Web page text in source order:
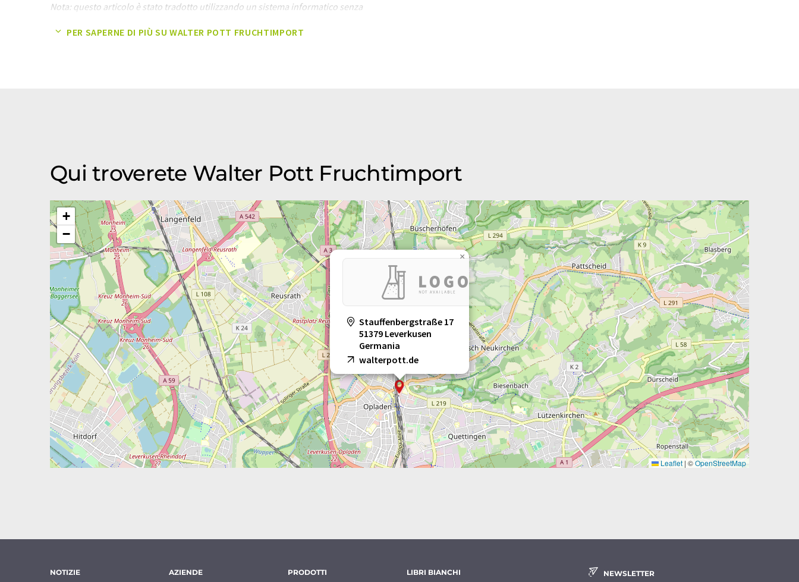
Nota: questo articolo è stato tradotto utilizzando un sistema informatico senza
gamma più ampia di presentazioni aziendali. Poiché questo articolo è stato tradotto
PER SAPERNE DI PIÙ SU WALTER POTT FRUCHTIMPORT
Qui troverete Walter Pott Fruchtimport
Stauffenbergstraße 17
51379 Leverkusen
Germania
walterpott.de
×
+
−
Leaflet | ©OpenStreetMap
NOTIZIE AZIENDE PRODOTTI LIBRI BIANCHI NEWSLETTER